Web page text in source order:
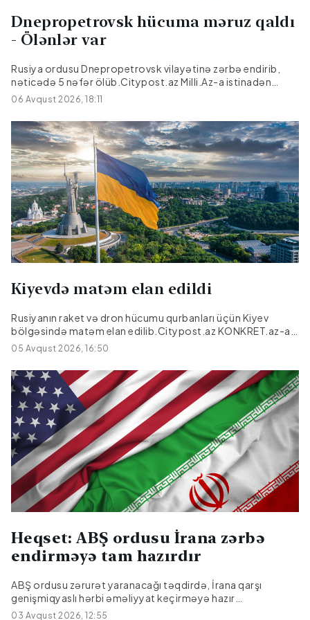
Dnepropetrovsk hücuma məruz qaldı
- Ölənlər var
Rusiya ordusu Dnepropetrovsk vilayətinə zərbə endirib,
nəticədə 5 nəfər ölüb.Citypost.az Milli.Az-a istinadən
xəbər verir ki, bu barədə Dnepropetrovsk regional hərbi
administrasiyasının rəhbəri Aleksandr Qanja Teleqram
kanalında məlumat verib.Hücum nəticəsində üç nəfər
yaralanıb. Yaralılar hamısı xəstəxanaya yerləşdirilib,
onlardan birinin vəziyyəti ağırdır.
06 Avqust 2026, 18:11
Kiyevdə matəm elan edildi
Rusiyanın raket və dron hücumu qurbanları üçün Kiyev
bölgəsində matəm elan edilib.Citypost.az KONKRET.az-a
istinadən xəbər verir ki, bu barədə Kiyev Regional Dövlət
Administrasiyasının rəhbəri Timur Tkaçenko Teleqramda
məlumat verib.Matəm əlaməti olaraq, Kiyev bölgəsində
Ukraynanın Dövlət bayrağı yarıyadək endiriləcək və
əyləncə tədbirləri məhdudlaşdırılacaq.Qeyd edək ki, Kiyev
vilayətinə avqustun 5-i gecəsi edilən kütləvi raket və dron
hücumu nəticəsində yaralıların sayı 44 nəfərə çatıb, 17
mülki şəxs həlak olub....
05 Avqust 2026, 16:50
Heqset: ABŞ ordusu İrana zərbə
endirməyə tam hazırdır
ABŞ ordusu zərurət yaranacağı təqdirdə, İrana qarşı
genişmiqyaslı hərbi əməliyyat keçirməyə hazır
vəziyyətdədir.Bu barədə ABŞ-ın müharibə naziri Pit Heqset
03 Avqust 2026, 12:55